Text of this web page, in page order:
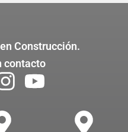
Construcción.
contacto